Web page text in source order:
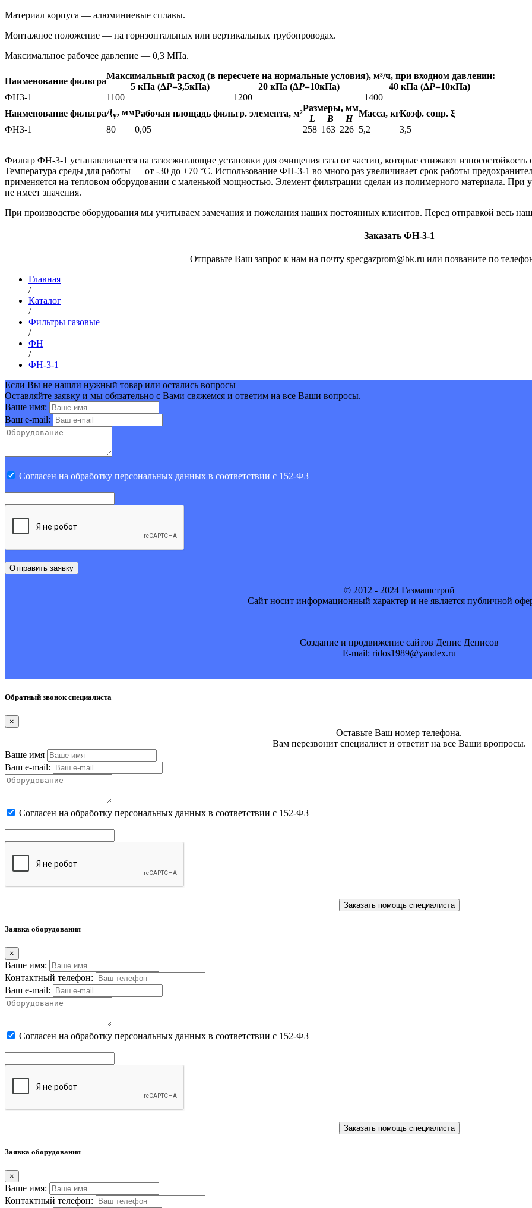
Материал корпуса — алюминиевые сплавы.
Монтажное положение — на горизонтальных или вертикальных трубопроводах.
Максимальное рабочее давление — 0,3 МПа.
Наименование фильтра
Максимальный расход (в пересчете на нормальные условия), м³/ч, при входном давлении:
5 кПа (ΔР=3,5кПа) 20 кПа (ΔР=10кПа) 40 кПа (ΔР=10кПа)
ФН3-1
1100 1200
1400
Наименование фильтраДу, ммРабочая площадь фильтр. элемента, м²
Размеры, мм
Масса, кгКоэф. сопр. ξ
L B
H
ФН3-1
80 0,05 258 163 226 5,2 3,5
Фильтр ФН-3-1 устанавливается на газосжигающие установки для очищения газа от частиц, которые снижают
Температура среды для работы — от -30 до +70 °C. Использование ФН-3-1 во много раз увеличивает срок работы
применяется на тепловом оборудовании с маленькой мощностью. Элемент фильтрации сделан из полимерного материала. При
не имеет значения.
При производстве оборудования мы учитываем замечания и пожелания наших постоянных клиентов. Перед отправкой весь наш
Заказать ФН-3-1
Отправьте Ваш запрос к нам на почту specgazprom@bk.ru или позваните по
Главная
/
Каталог
/
Фильтры газовые
/
ФН
/
ФН-3-1
Если Вы не нашли нужный товар или остались вопросы
Оставляйте заявку и мы обязательно с Вами свяжемся и ответим на все Ваши вопросы.
Ваше имя:
Ваш e-mail:
Cогласен на обработку персональных данных в соответствии с 152-ФЗ
Отправить заявку
© 2012 - 2024 Газмашстрой
Cайт носит информационный характер и не является публичной
Создание и продвижение сайтов Денис Денисов
E-mail: ridos1989@yandex.ru
Обратный звонок специалиста
×
Оставьте Ваш номер телефона.
Вам перезвонит специалист и ответит на все Ваши вропросы.
Ваше имя
Ваш e-mail:
Cогласен на обработку персональных данных в соответствии с 152-ФЗ
Заказать помощь специалиста
Заявка оборудования
×
Ваше имя:
Контактный телефон:
Ваш e-mail:
Cогласен на обработку персональных данных в соответствии с 152-ФЗ
Заказать помощь специалиста
Заявка оборудования
×
Ваше имя:
Контактный телефон: